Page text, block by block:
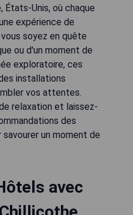
États-Unis, où chaque
expérience de
soyez en quête
ou d'un moment de
exploratoire, ces
installations
vos attentes.
relaxation et laissez-
des
un moment de
avec